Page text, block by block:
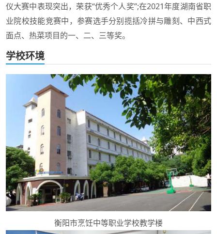
仪大赛中表现突出，荣获“优秀个人奖”;在2021年度湖南省职
业院校技能竞赛中，参赛选手分别揽括冷拼与雕刻、中西式
面点、热菜项目的一、二、三等奖。
学校环境
衡阳市烹饪中等职业学校教学楼